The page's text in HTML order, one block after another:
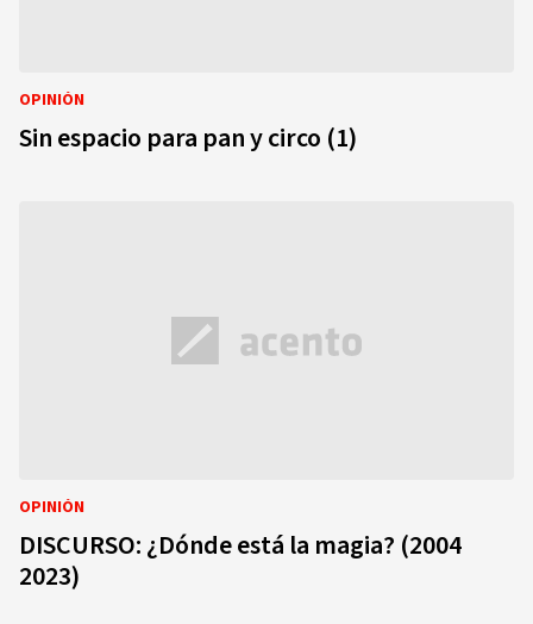
OPINIÓN
Sin espacio para pan y circo (1)
OPINIÓN
DISCURSO: ¿Dónde está la magia? (2004
2023)